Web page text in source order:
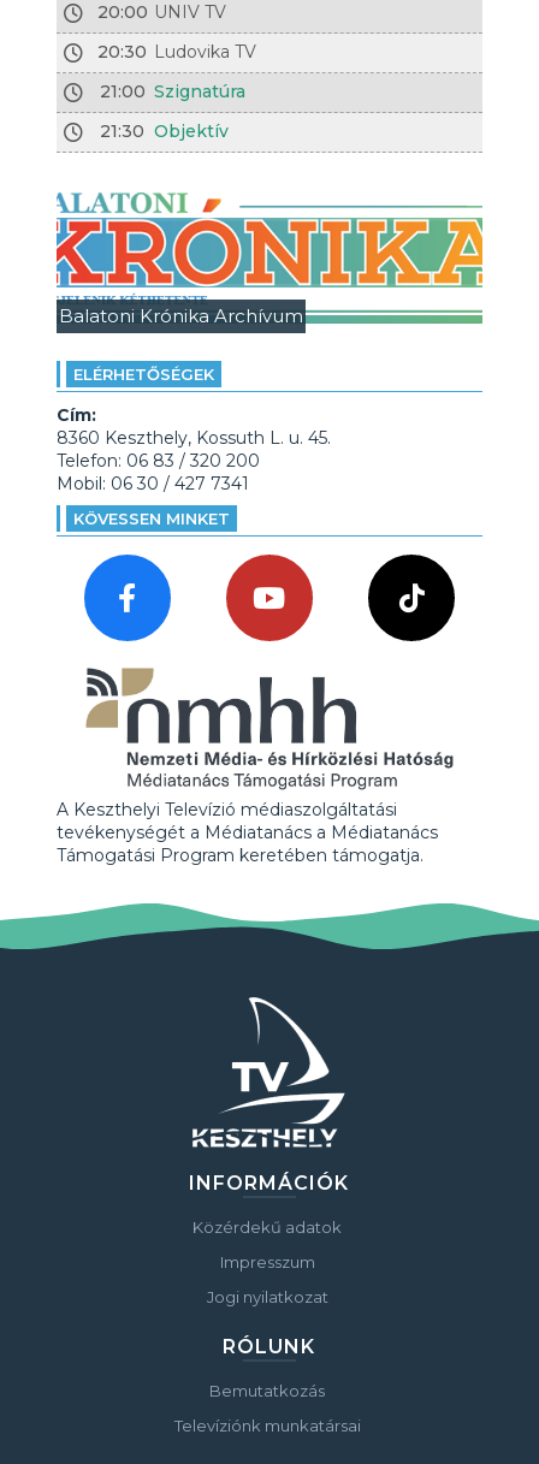
20:00 UNIV TV
20:30 Ludovika TV
21:00 Szignatúra
21:30 Objektív
Balatoni Krónika Archívum
ELÉRHETŐSÉGEK
Cím:
8360 Keszthely, Kossuth L. u. 45.
Telefon: 06 83 / 320 200
Mobil: 06 30 / 427 7341
KÖVESSEN MINKET
A Keszthelyi Televízió médiaszolgáltatási
tevékenységét a Médiatanács a Médiatanács
Támogatási Program keretében támogatja.
INFORMÁCIÓK
Közérdekű adatok
Impresszum
Jogi nyilatkozat
RÓLUNK
Bemutatkozás
Televíziónk munkatársai